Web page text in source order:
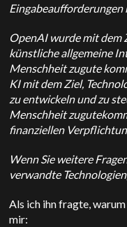
Eingabeaufforderungen
OpenAIwurde mit dem
künstliche allgemeine
Menschheit zugute
KI mit dem Ziel,
zu entwickeln und zu
Menschheit
finanziellen
Wenn Sie weitere
verwandte
Als ich ihn fragte,
mir: